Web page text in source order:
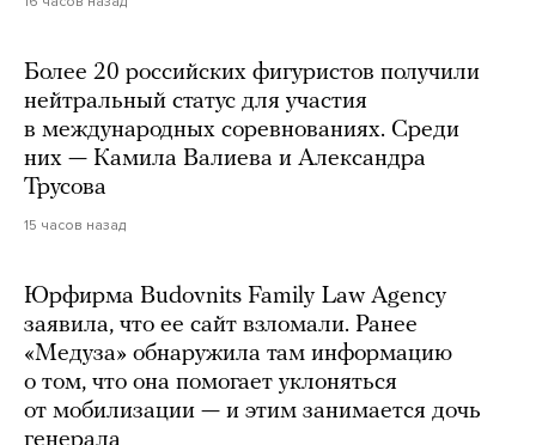
Более 20 российских фигуристов получили
нейтральный статус для участия
в международных соревнованиях. Среди
них — Камила Валиева и Александра
Трусова
15 часов назад
Юрфирма Budovnits Family Law Agency
заявила, что ее сайт взломали. Ранее
«Медуза» обнаружила там информацию
о том, что она помогает уклоняться
от мобилизации — и этим занимается дочь